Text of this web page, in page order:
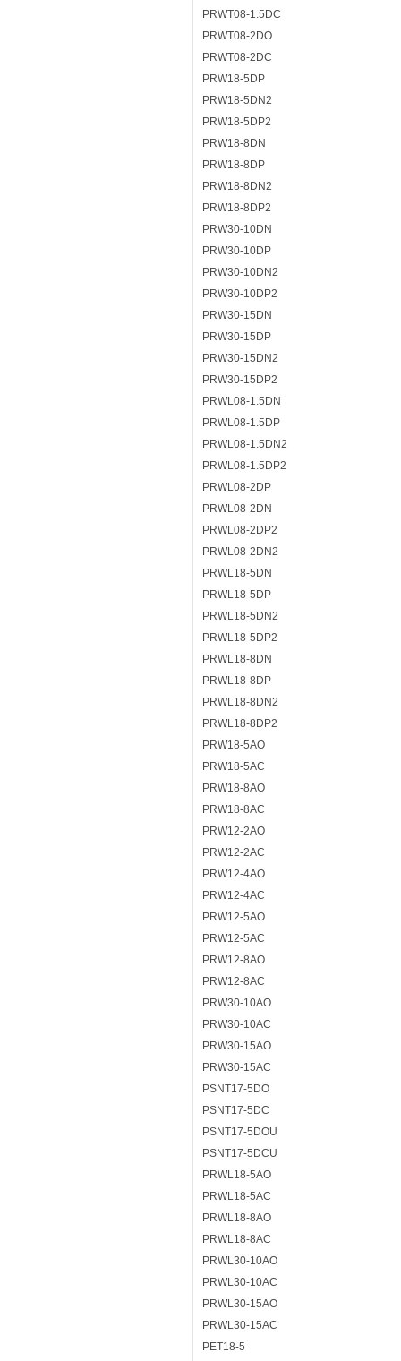
PRWT08-1.5DC
PRWT08-2DO
PRWT08-2DC
PRW18-5DP
PRW18-5DN2
PRW18-5DP2
PRW18-8DN
PRW18-8DP
PRW18-8DN2
PRW18-8DP2
PRW30-10DN
PRW30-10DP
PRW30-10DN2
PRW30-10DP2
PRW30-15DN
PRW30-15DP
PRW30-15DN2
PRW30-15DP2
PRWL08-1.5DN
PRWL08-1.5DP
PRWL08-1.5DN2
PRWL08-1.5DP2
PRWL08-2DP
PRWL08-2DN
PRWL08-2DP2
PRWL08-2DN2
PRWL18-5DN
PRWL18-5DP
PRWL18-5DN2
PRWL18-5DP2
PRWL18-8DN
PRWL18-8DP
PRWL18-8DN2
PRWL18-8DP2
PRW18-5AO
PRW18-5AC
PRW18-8AO
PRW18-8AC
PRW12-2AO
PRW12-2AC
PRW12-4AO
PRW12-4AC
PRW12-5AO
PRW12-5AC
PRW12-8AO
PRW12-8AC
PRW30-10AO
PRW30-10AC
PRW30-15AO
PRW30-15AC
PSNT17-5DO
PSNT17-5DC
PSNT17-5DOU
PSNT17-5DCU
PRWL18-5AO
PRWL18-5AC
PRWL18-8AO
PRWL18-8AC
PRWL30-10AO
PRWL30-10AC
PRWL30-15AO
PRWL30-15AC
PET18-5